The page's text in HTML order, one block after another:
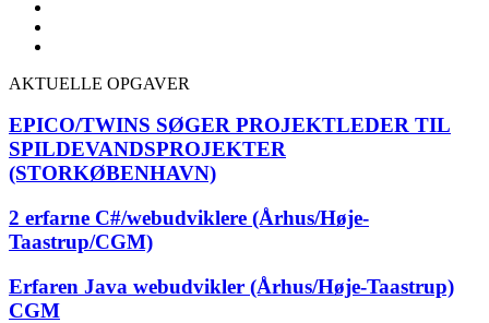
AKTUELLE OPGAVER
EPICO/TWINS SØGER PROJEKTLEDER TIL
SPILDEVANDSPROJEKTER
(STORKØBENHAVN)
2 erfarne C#/webudviklere (Århus/Høje-
Taastrup/CGM)
Erfaren Java webudvikler (Århus/Høje-Taastrup)
CGM